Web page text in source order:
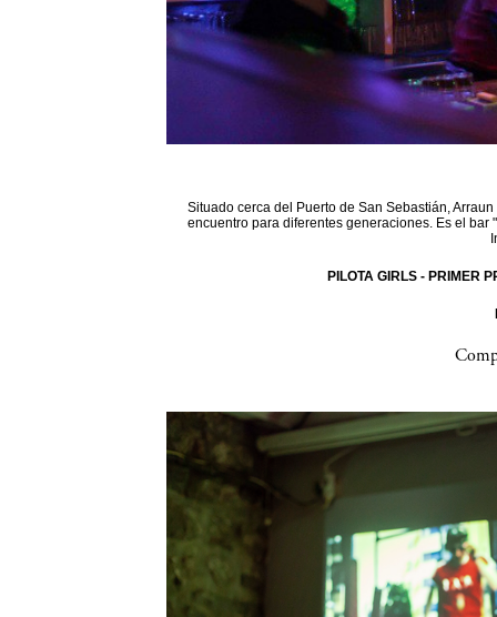
Situado cerca del Puerto de San Sebastián,
encuentro para diferentes generaciones. Es el
PILOTA GIRLS - PRIMER